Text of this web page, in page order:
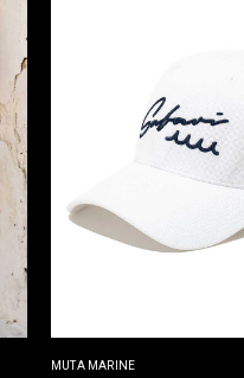
MUTA MARINE